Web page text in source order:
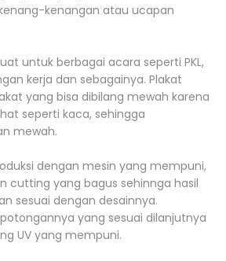
kenangan atau ucapan
untuk berbagai acara seperti PKL,
kerja dan sebagainya. Plakat
yang bisa dibilang mewah karena
seperti kaca, sehingga
mewah.
dengan mesin yang mempuni,
cutting yang bagus sehinnga hasil
sesuai dengan desainnya.
yang sesuai dilanjutnya
UV yang mempuni.